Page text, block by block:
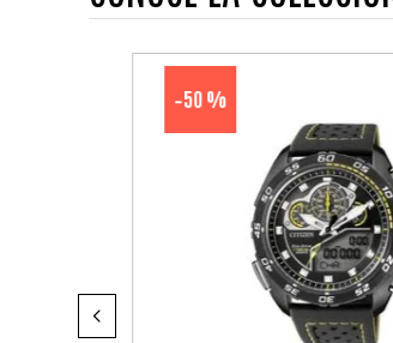
-50 %